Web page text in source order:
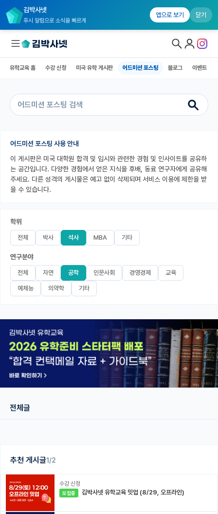
김박사넷
푸시 알림으로 소식을 빠르게
앱으로 보기 닫기
국내대학원 정보
커뮤니티
커리어
유학교육
미국 유학 게시판
어드미션 포스팅
블로그
이벤트
이벤트
반도체 아카데미
재팬라운지 🌸
유학교육 홈 수강 신청 미국 유학 게시판 어드미션 포스팅 블로그 이벤트
유학교육 홈 어드미션 포스팅 블로그
추천 게시글1/2
수강 신청
모집중 김박사넷 유학교육 밋업 (8/29, 오프라인)
어드미션 포스팅 사용 안내
이 게시판은 미국 대학원 합격 및 입시와 관련한 경험 및 인사이트를 공유하
는 공간입니다. 다양한 경험에서 얻은 지식을 후배, 동료 연구자에게 공유해
주세요. 다른 성격의 게시물은 예고 없이 삭제되며 서비스 이용에 제한을 받
을 수 있습니다.
학위
전체 박사 석사 MBA 기타
연구분야
전체 자연 공학 인문사회 경영경제 교육
예체능 의약학 기타
전체글